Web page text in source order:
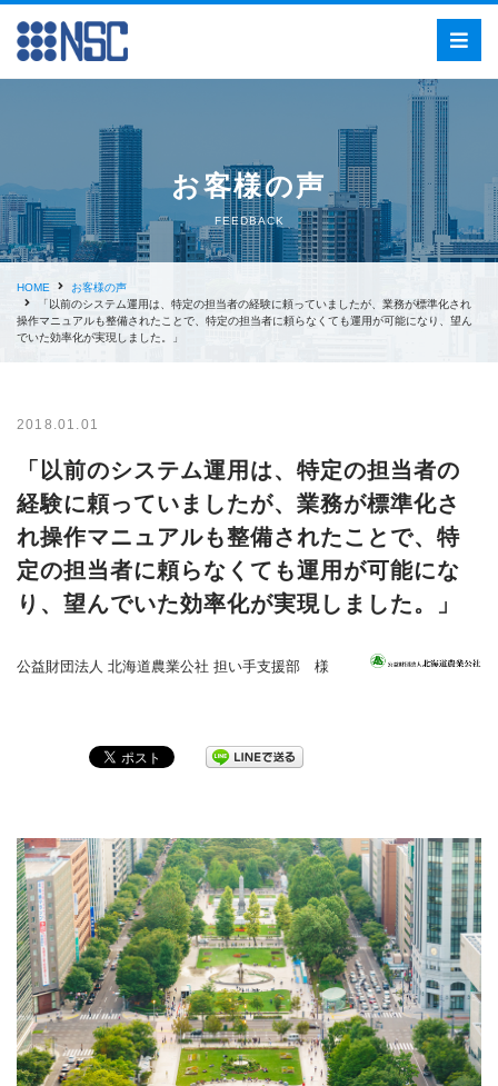
お客様の声
FEEDBACK
HOME
お客様の声
「以前のシステム運用は、特定の担当者の経験に頼っていましたが、業務が標準化され
操作マニュアルも整備されたことで、特定の担当者に頼らなくても運用が可能になり、望ん
でいた効率化が実現しました。」
2018.01.01
「以前のシステム運用は、特定の担当者の
経験に頼っていましたが、業務が標準化さ
れ操作マニュアルも整備されたことで、特
定の担当者に頼らなくても運用が可能にな
り、望んでいた効率化が実現しました。」
公益財団法人 北海道農業公社 担い手支援部 様